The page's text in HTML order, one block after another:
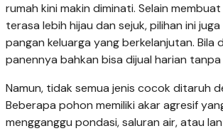
rumah kini makin diminati. Selain
terasa lebih hijau dan sejuk, pilihan ini
pangan keluarga yang berkelanjutan. Bila
panennya bahkan bisa dijual harian tanpa
Namun, tidak semua jenis cocok ditaruh
Beberapa pohon memiliki akar agresif
mengganggu pondasi, saluran air, atau